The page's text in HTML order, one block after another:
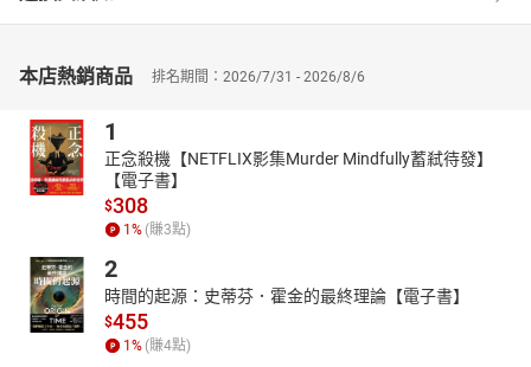
本店熱銷商品 排名期間：2026/7/31 - 2026/8/6
1
正念殺機【NETFLIX影集Murder Mindfully蓄弒待發】
【電子書】
$308
1 % (賺3點)
2
時間的起源：史蒂芬．霍金的最終理論【電子書】
$455
1 % (賺4點)